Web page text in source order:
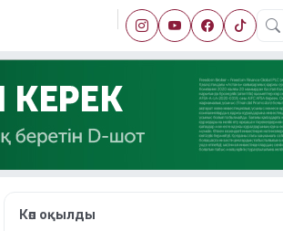
Көп оқылды